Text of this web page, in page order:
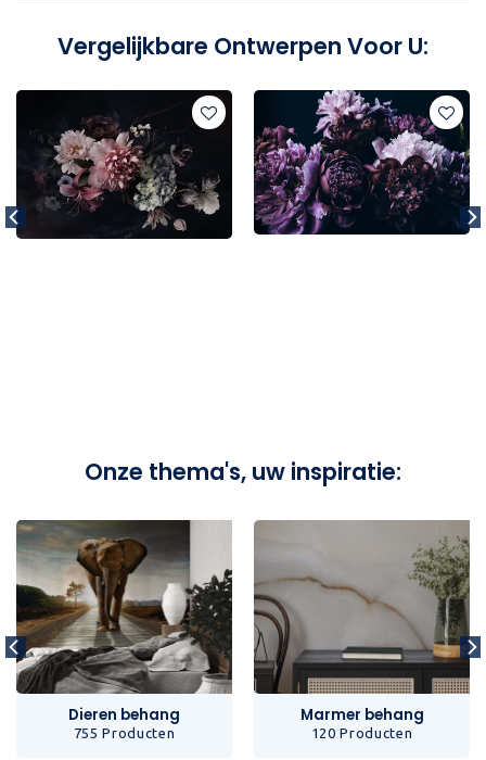
Vergelijkbare Ontwerpen Voor U:
Onze thema's, uw inspiratie:
Dieren behang
755 Producten
Marmer behang
120 Producten